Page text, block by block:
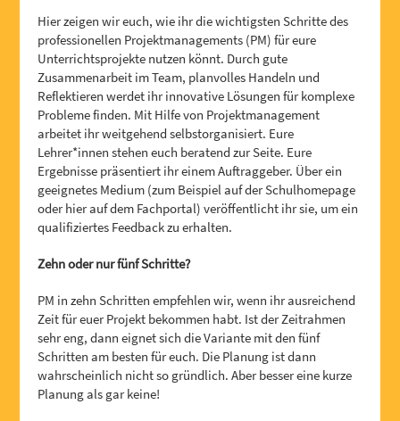
Hier zeigen wir euch, wie ihr die wichtigsten Schritte des
professionellen Projektmanagements (PM) für eure
Unterrichtsprojekte nutzen könnt. Durch gute
Zusammenarbeit im Team, planvolles Handeln und
Reflektieren werdet ihr innovative Lösungen für komplexe
Probleme finden. Mit Hilfe von Projektmanagement
arbeitet ihr weitgehend selbstorganisiert. Eure
Lehrer*innen stehen euch beratend zur Seite. Eure
Ergebnisse präsentiert ihr einem Auftraggeber. Über ein
geeignetes Medium (zum Beispiel auf der Schulhomepage
oder hier auf dem Fachportal) veröffentlicht ihr sie, um ein
qualifiziertes Feedback zu erhalten.
Zehn oder nur fünf Schritte?
PM in zehn Schritten empfehlen wir, wenn ihr ausreichend
Zeit für euer Projekt bekommen habt. Ist der Zeitrahmen
sehr eng, dann eignet sich die Variante mit den fünf
Schritten am besten für euch. Die Planung ist dann
wahrscheinlich nicht so gründlich. Aber besser eine kurze
Planung als gar keine!